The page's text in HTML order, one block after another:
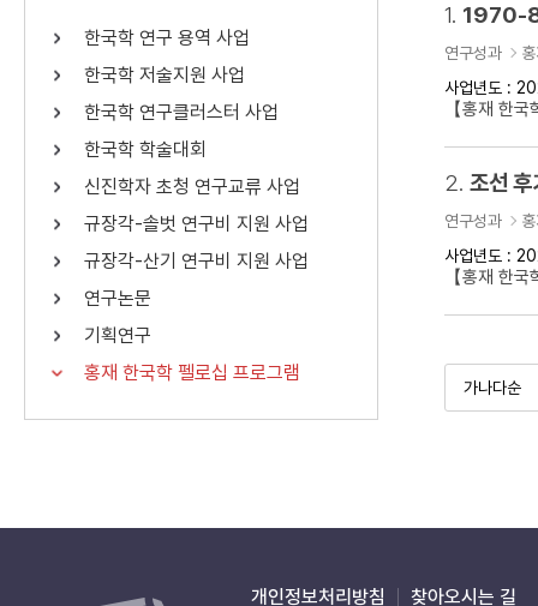
검색 연산자 사용안내
연산자
AND
OR 정조 OR 정약용 “정조” 또는 “
료를 검색
한국학 연구 용역 사업
한국학 저술지원 사업
한국학 연구클러스터 사업
한국학 학술대회
신진학자 초청 연구교류 사업
규장각-솔벗 연구비 지원 사업
규장각-산기 연구비 지원 사업
연구논문
기획연구
홍재 한국학 펠로십 프로그램
1. 1970-
연구성과
사업년도 :
【홍재 한
2. 조선 후
연구성과
사업년도 :
【홍재
개인정보처리방침 찾아오시는 길